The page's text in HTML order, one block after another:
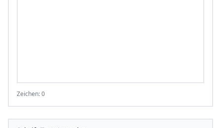
Zeichen: 0